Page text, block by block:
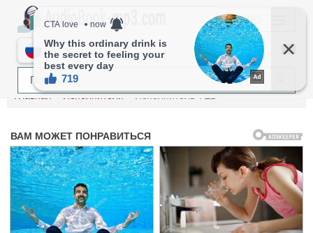
МЕНЮ
RU
Главная Исполнители Исполнитель TED